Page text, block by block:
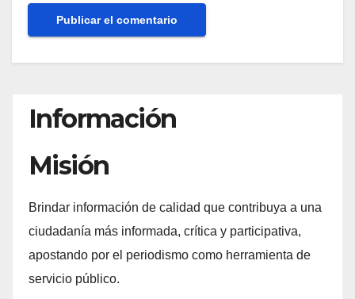
Información
Misión
Brindar información de calidad que contribuya a una
ciudadanía más informada, crítica y participativa,
apostando por el periodismo como herramienta de
servicio público.